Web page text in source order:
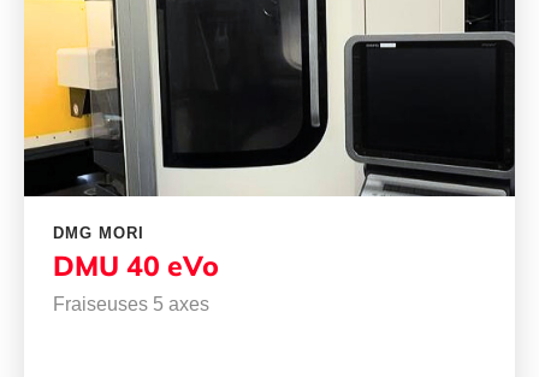
DMG MORI
DMU 40 eVo
Fraiseuses 5 axes